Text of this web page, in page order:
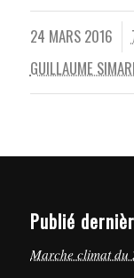
24 MARS 2016 /
GUILLAUME
Publié
Marche climat du